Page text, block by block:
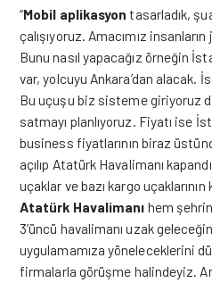
“Mobil aplikasyon tasarladık,
çalışıyoruz. Amacımız
Bunu nasıl yapacağız örneğin
var, yolcuyu Ankara’dan alacak.
Bu uçuşu biz sisteme giriyoruz
satmayı planlıyoruz. Fiyatı ise
business fiyatlarının biraz
açılıp Atatürk Havalimanı
uçaklar ve bazı kargo
Atatürk Havalimanı hem
3’üncü havalimanı uzak
uygulamamıza yöneleceklerini
firmalarla görüşme halindeyiz.